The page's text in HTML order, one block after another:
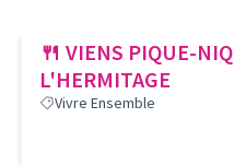
🍴 VIENS PIQUE-
L'HERMITAGE
Vivre Ensemble